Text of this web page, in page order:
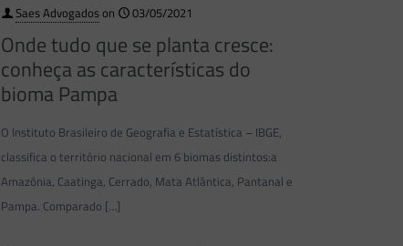
Saes Advogadoson 03/05/2021
Onde tudo que se planta cresce:
conheça as características do
bioma Pampa
O Instituto Brasileiro de Geografia e Estatística – IBGE,
classifica o território nacional em 6 biomas distintos:a
Amazônia, Caatinga, Cerrado, Mata Atlântica, Pantanal e
Pampa. Comparado […]